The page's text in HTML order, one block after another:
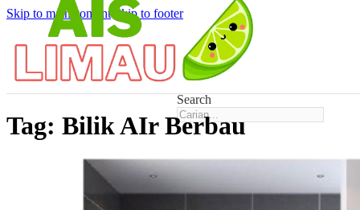
Skip to main content Skip to footer
Search
Tag: Bilik AIr Berbau